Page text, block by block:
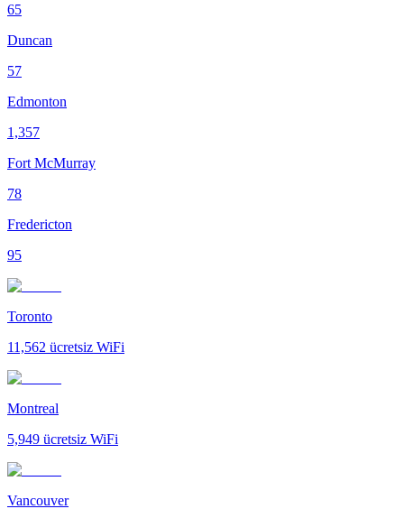
65
Duncan
57
Edmonton
1,357
Fort McMurray
78
Fredericton
95
Toronto
11,562 ücretsiz WiFi
Montreal
5,949 ücretsiz WiFi
Vancouver